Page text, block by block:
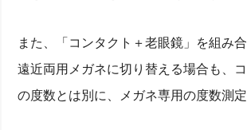
また、「コンタクト＋老眼鏡」を組み
遠近両用メガネに切り替える場合も、
の度数とは別に、メガネ専用の度数測定